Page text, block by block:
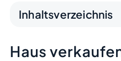
Inhaltsverzeichnis
Haus